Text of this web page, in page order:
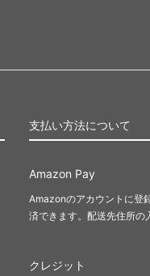
支払い方法について
Amazon Pay
Amazonのアカウントに登
済できます。配送先住所の
クレジット